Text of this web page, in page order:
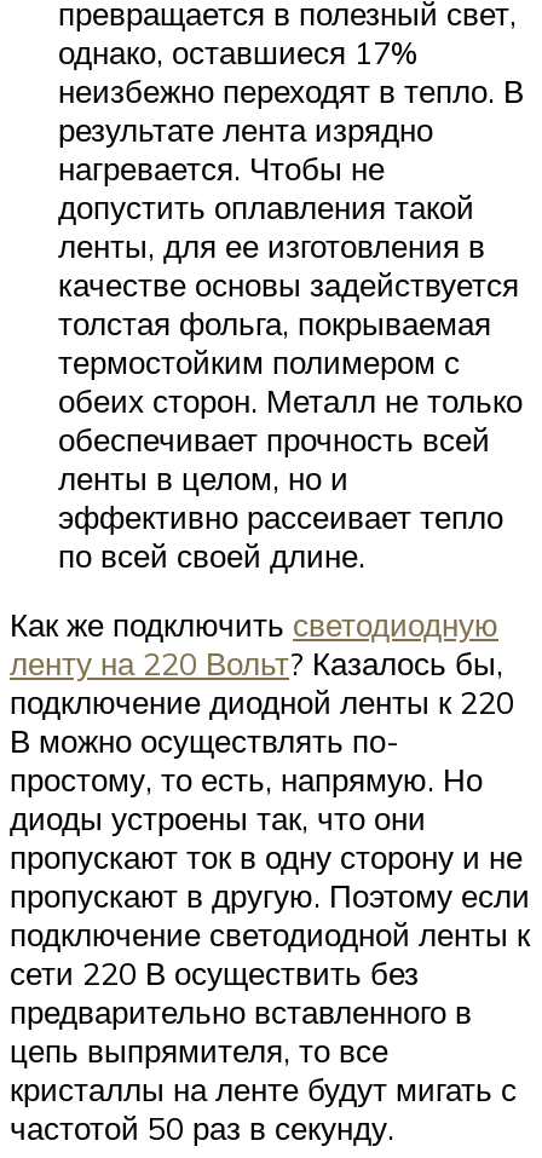
превращается в полезный свет,
однако, оставшиеся 17%
неизбежно переходят в тепло. В
результате лента изрядно
нагревается. Чтобы не
допустить оплавления такой
ленты, для ее изготовления в
качестве основы задействуется
толстая фольга, покрываемая
термостойким полимером с
обеих сторон. Металл не только
обеспечивает прочность всей
ленты в целом, но и
эффективно рассеивает тепло
по всей своей длине.
Как же подключить светодиодную
ленту на 220 Вольт? Казалось бы,
подключение диодной ленты к 220
В можно осуществлять по-
простому, то есть, напрямую. Но
диоды устроены так, что они
пропускают ток в одну сторону и не
пропускают в другую. Поэтому если
подключение светодиодной ленты к
сети 220 В осуществить без
предварительно вставленного в
цепь выпрямителя, то все
кристаллы на ленте будут мигать с
частотой 50 раз в секунду.